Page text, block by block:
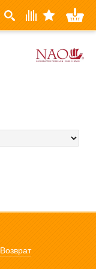
Возврат